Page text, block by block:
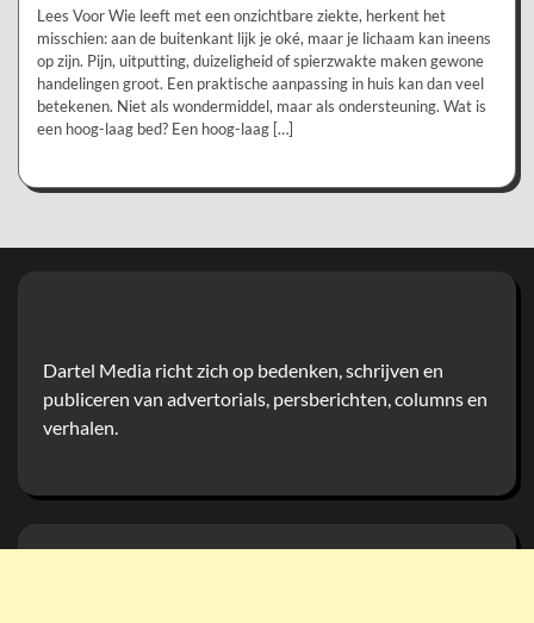
Lees Voor Wie leeft met een onzichtbare ziekte, herkent het
misschien: aan de buitenkant lijk je oké, maar je lichaam kan ineens
op zijn. Pijn, uitputting, duizeligheid of spierzwakte maken gewone
handelingen groot. Een praktische aanpassing in huis kan dan veel
betekenen. Niet als wondermiddel, maar als ondersteuning. Wat is
een hoog-laag bed? Een hoog-laag […]
Dartel Media richt zich op bedenken, schrijven en
publiceren van advertorials, persberichten, columns en
verhalen.